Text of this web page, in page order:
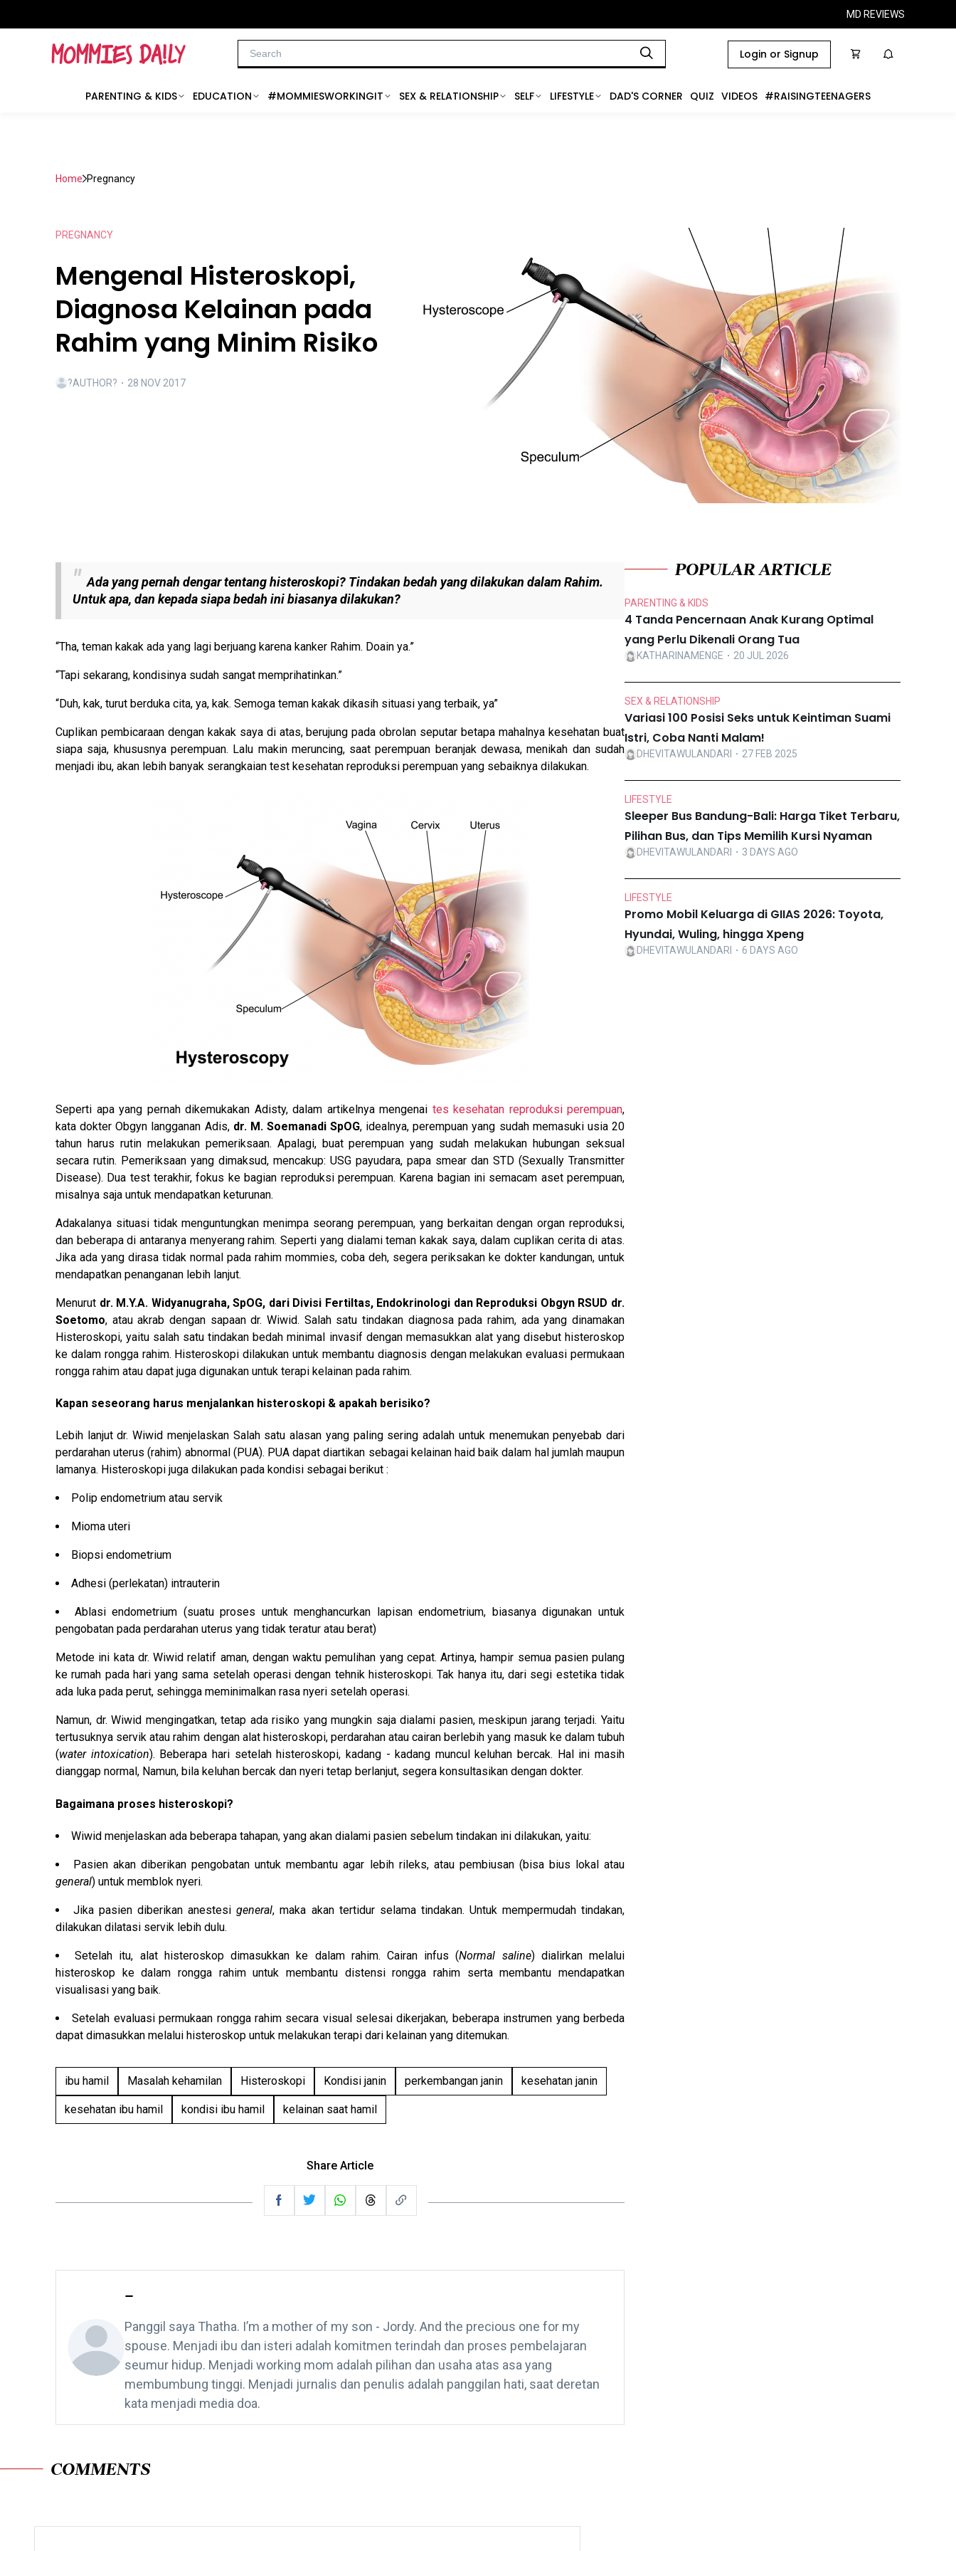
MD REVIEWS
Login or Signup
PARENTING & KIDS EDUCATION #MOMMIESWORKINGIT SEX & RELATIONSHIP SELF LIFESTYLE DAD'S CORNER QUIZ VIDEOS #RAISINGTEENAGERS
Home Pregnancy
PREGNANCY
Mengenal Histeroskopi,
Diagnosa Kelainan pada
Rahim yang Minim Risiko
?AUTHOR? ・ 28 NOV 2017
Ada yang pernah dengar tentang histeroskopi? Tindakan bedah yang dilakukan dalam Rahim.
Untuk apa, dan kepada siapa bedah ini biasanya dilakukan?
“Tha, teman kakak ada yang lagi berjuang karena kanker Rahim. Doain ya.”
“Tapi sekarang, kondisinya sudah sangat memprihatinkan.”
“Duh, kak, turut berduka cita, ya, kak. Semoga teman kakak dikasih situasi yang terbaik, ya”
Cuplikan pembicaraan dengan kakak saya di atas, berujung pada obrolan seputar betapa mahalnya kesehatan buat
siapa saja, khususnya perempuan. Lalu makin meruncing, saat perempuan beranjak dewasa, menikah dan sudah
menjadi ibu, akan lebih banyak serangkaian test kesehatan reproduksi perempuan yang sebaiknya dilakukan.
Seperti apa yang pernah dikemukakan Adisty, dalam artikelnya mengenai tes kesehatan reproduksi perempuan,
kata dokter Obgyn langganan Adis, dr. M. Soemanadi SpOG, idealnya, perempuan yang sudah memasuki usia 20
tahun harus rutin melakukan pemeriksaan. Apalagi, buat perempuan yang sudah melakukan hubungan seksual
secara rutin. Pemeriksaan yang dimaksud, mencakup: USG payudara, papa smear dan STD (Sexually Transmitter
Disease). Dua test terakhir, fokus ke bagian reproduksi perempuan. Karena bagian ini semacam aset perempuan,
misalnya saja untuk mendapatkan keturunan.
Adakalanya situasi tidak menguntungkan menimpa seorang perempuan, yang berkaitan dengan organ reproduksi,
dan beberapa di antaranya menyerang rahim. Seperti yang dialami teman kakak saya, dalam cuplikan cerita di atas.
Jika ada yang dirasa tidak normal pada rahim mommies, coba deh, segera periksakan ke dokter kandungan, untuk
mendapatkan penanganan lebih lanjut.
Menurut dr. M.Y.A. Widyanugraha, SpOG, dari Divisi Fertiltas, Endokrinologi dan Reproduksi Obgyn RSUD dr.
Soetomo, atau akrab dengan sapaan dr. Wiwid. Salah satu tindakan diagnosa pada rahim, ada yang dinamakan
Histeroskopi, yaitu salah satu tindakan bedah minimal invasif dengan memasukkan alat yang disebut histeroskop
ke dalam rongga rahim. Histeroskopi dilakukan untuk membantu diagnosis dengan melakukan evaluasi permukaan
rongga rahim atau dapat juga digunakan untuk terapi kelainan pada rahim.
Kapan seseorang harus menjalankan histeroskopi & apakah berisiko?
Lebih lanjut dr. Wiwid menjelaskan Salah satu alasan yang paling sering adalah untuk menemukan penyebab dari
perdarahan uterus (rahim) abnormal (PUA). PUA dapat diartikan sebagai kelainan haid baik dalam hal jumlah maupun
lamanya. Histeroskopi juga dilakukan pada kondisi sebagai berikut :
Polip endometrium atau servik
Mioma uteri
Biopsi endometrium
Adhesi (perlekatan) intrauterin
Ablasi endometrium (suatu proses untuk menghancurkan lapisan endometrium, biasanya digunakan untuk
pengobatan pada perdarahan uterus yang tidak teratur atau berat)
Metode ini kata dr. Wiwid relatif aman, dengan waktu pemulihan yang cepat. Artinya, hampir semua pasien pulang
ke rumah pada hari yang sama setelah operasi dengan tehnik histeroskopi. Tak hanya itu, dari segi estetika tidak
ada luka pada perut, sehingga meminimalkan rasa nyeri setelah operasi.
Namun, dr. Wiwid mengingatkan, tetap ada risiko yang mungkin saja dialami pasien, meskipun jarang terjadi. Yaitu
tertusuknya servik atau rahim dengan alat histeroskopi, perdarahan atau cairan berlebih yang masuk ke dalam tubuh
(water intoxication). Beberapa hari setelah histeroskopi, kadang - kadang muncul keluhan bercak. Hal ini masih
dianggap normal, Namun, bila keluhan bercak dan nyeri tetap berlanjut, segera konsultasikan dengan dokter.
Bagaimana proses histeroskopi?
Wiwid menjelaskan ada beberapa tahapan, yang akan dialami pasien sebelum tindakan ini dilakukan, yaitu:
Pasien akan diberikan pengobatan untuk membantu agar lebih rileks, atau pembiusan (bisa bius lokal atau
general) untuk memblok nyeri.
Jika pasien diberikan anestesigeneral, maka akan tertidur selama tindakan. Untuk mempermudah tindakan,
dilakukan dilatasi servik lebih dulu.
Setelah itu, alat histeroskop dimasukkan ke dalam rahim. Cairan infus (Normal saline) dialirkan melalui
histeroskop ke dalam rongga rahim untuk membantu distensi rongga rahim serta membantu mendapatkan
visualisasi yang baik.
Setelah evaluasi permukaan rongga rahim secara visual selesai dikerjakan, beberapa instrumen yang berbeda
dapat dimasukkan melalui histeroskop untuk melakukan terapi dari kelainan yang ditemukan.
ibu hamil Masalah kehamilan Histeroskopi Kondisi janin perkembangan janin kesehatan janin
kesehatan ibu hamil kondisi ibu hamil kelainan saat hamil
Share Article
-
Panggil saya Thatha. I’m a mother of my son - Jordy. And the precious one for my
spouse. Menjadi ibu dan isteri adalah komitmen terindah dan proses pembelajaran
seumur hidup. Menjadi working mom adalah pilihan dan usaha atas asa yang
membumbung tinggi. Menjadi jurnalis dan penulis adalah panggilan hati, saat deretan
kata menjadi media doa.
POPULAR ARTICLE
PARENTING & KIDS
4 Tanda Pencernaan Anak Kurang Optimal
yang Perlu Dikenali Orang Tua
KATHARINAMENGE ・20 JUL 2026
SEX & RELATIONSHIP
Variasi 100 Posisi Seks untuk Keintiman Suami
Istri, Coba Nanti Malam!
DHEVITAWULANDARI ・27 FEB 2025
LIFESTYLE
Sleeper Bus Bandung-Bali: Harga Tiket Terbaru,
Pilihan Bus, dan Tips Memilih Kursi Nyaman
DHEVITAWULANDARI ・3 DAYS AGO
LIFESTYLE
Promo Mobil Keluarga di GIIAS 2026: Toyota,
Hyundai, Wuling, hingga Xpeng
DHEVITAWULANDARI ・6 DAYS AGO
COMMENTS